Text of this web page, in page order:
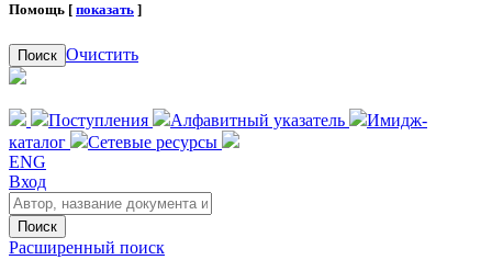
Помощь [ показать ]
Поиск Очистить
Поступления Алфавитный указатель
Имидж-
каталог
Сетевые ресурсы
ENG
Вход
Поиск
Расширенный поиск